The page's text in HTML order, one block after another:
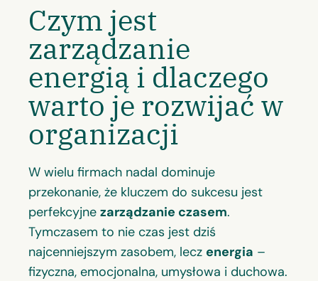
Czym jest
zarządzanie
energią i dlaczego
warto je rozwijać w
organizacji
W wielu firmach nadal dominuje
przekonanie, że kluczem do sukcesu jest
perfekcyjne zarządzanie czasem.
Tymczasem to nie czas jest dziś
najcenniejszym zasobem, lecz energia –
fizyczna, emocjonalna, umysłowa i duchowa.